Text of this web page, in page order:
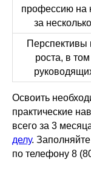
профессию на
за
Перспективы
роста, в
Освоить
практические
всего за 3
делу.
по телефону 8